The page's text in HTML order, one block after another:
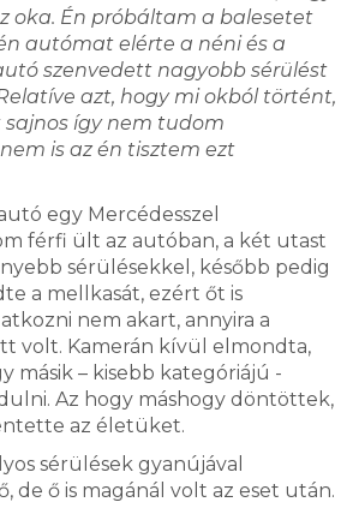
oka. Én próbáltam a balesetet
autómat elérte a néni és a
szenvedett nagyobb sérülést
azt, hogy mi okból történt,
így nem tudom
is az én tisztem ezt
egy Mercédesszel
férfi ült az autóban, a két utast
sérülésekkel, később pedig
a mellkasát, ezért őt is
nem akart, annyira a
volt. Kamerán kívül elmondta,
másik – kisebb kategóriájú -
Az hogy máshogy döntöttek,
az életüket.
sérülések gyanújával
de ő is magánál volt az eset után.